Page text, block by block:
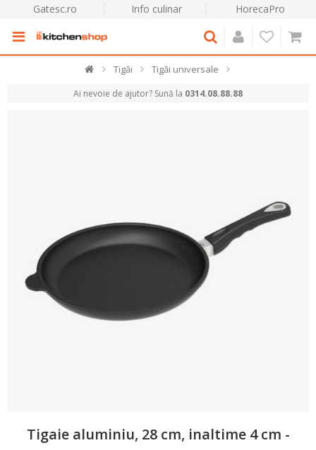
Gatesc.ro Info culinar HorecaPro
Tigăi Tigăi universale
Ai nevoie de ajutor? Sună la 0314.08.88.88
Tigaie aluminiu, 28 cm, inaltime 4 cm -